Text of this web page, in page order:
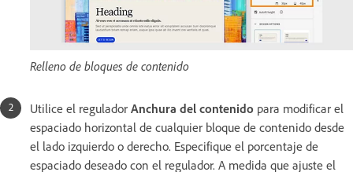
Relleno de bloques de contenido
Utilice el regulador Anchura del contenido para modificar el
espaciado horizontal de cualquier bloque de contenido desde
el lado izquierdo o derecho. Especifique el porcentaje de
espaciado deseado con el regulador. A medida que ajuste el